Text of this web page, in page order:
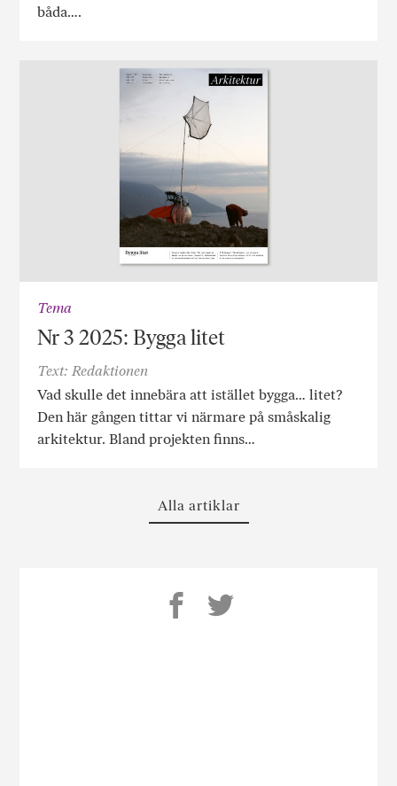
båda….
Tema
Nr 3 2025: Bygga litet
Text: Redaktionen
Vad skulle det innebära att istället bygga… litet?
Den här gången tittar vi närmare på småskalig
arkitektur. Bland projekten finns…
Alla artiklar